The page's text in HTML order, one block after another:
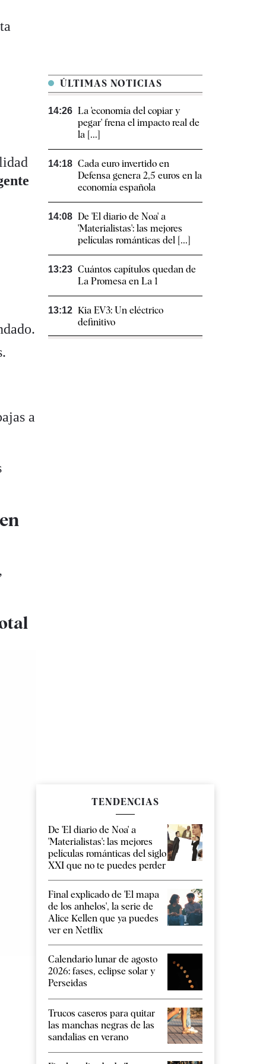
a
ÚLTIMAS NOTICIAS
14:26 La 'economía del copiar y
pegar' frena el impacto real de
la [...]
14:18 Cada euro invertido en
Defensa genera 2,5 euros en la
economía española
14:08 De 'El diario de Noa' a
'Materialistas': las mejores
películas románticas del [...]
13:23 Cuántos capítulos quedan de
La Promesa en La 1
13:12 Kia EV3: Un eléctrico
definitivo
TENDENCIAS
De 'El diario de Noa' a
'Materialistas': las mejores
películas románticas del siglo
XXI que no te puedes perder
Final explicado de 'El mapa
de los anhelos', la serie de
Alice Kellen que ya puedes
ver en Netflix
Calendario lunar de agosto
2026: fases, eclipse solar y
Perseidas
Trucos caseros para quitar
las manchas negras de las
sandalias en verano